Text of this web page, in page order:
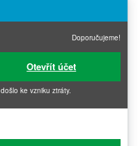
Doporučujeme!
Otevřít účet
ke vzniku ztráty.